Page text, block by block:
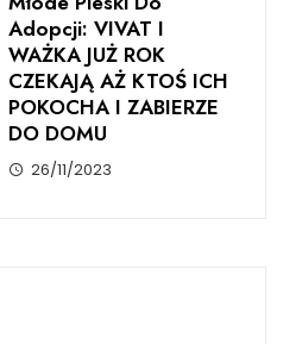
Adopcji: VIVAT I
WAŻKA JUŻ ROK
CZEKAJĄ AŻ KTOŚ ICH
POKOCHA I ZABIERZE
DO DOMU
26/11/2023